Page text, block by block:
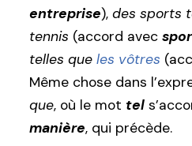
entreprise), des sports
tennis (accord avec
telles que les vôtres
Même chose dans
que, où le mot tel
manière, qui précède.